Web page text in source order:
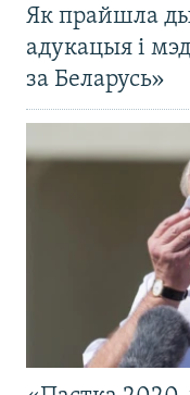
Як прайшла
адукацыя і
за Беларусь»